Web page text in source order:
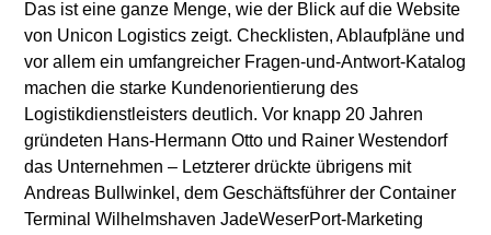
Das ist eine ganze Menge, wie der Blick auf die Website
von Unicon Logistics zeigt. Checklisten, Ablaufpläne und
vor allem ein umfangreicher Fragen-und-Antwort-Katalog
machen die starke Kundenorientierung des
Logistikdienstleisters deutlich. Vor knapp 20 Jahren
gründeten Hans-Hermann Otto und Rainer Westendorf
das Unternehmen – Letzterer drückte übrigens mit
Andreas Bullwinkel, dem Geschäftsführer der Container
Terminal Wilhelmshaven JadeWeserPort-Marketing